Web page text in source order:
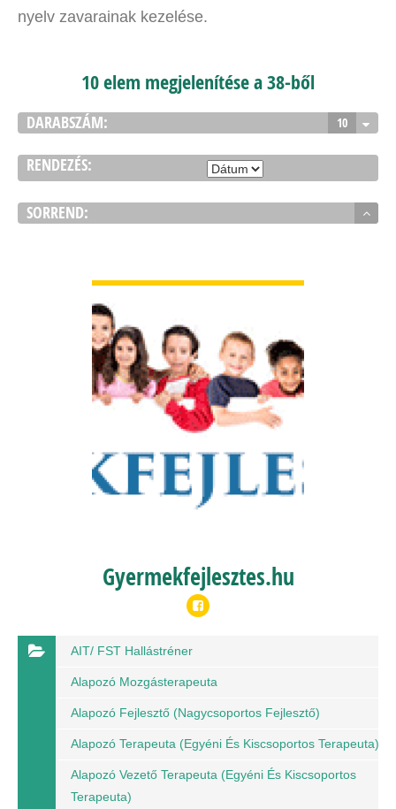
nyelv zavarainak kezelése.
10 elem megjelenítése a 38-ből
DARABSZÁM: 10
RENDEZÉS:
SORREND:
Gyermekfejlesztes.hu
AIT/ FST Hallástréner
Alapozó Mozgásterapeuta
Alapozó Fejlesztő (nagycsoportos Fejlesztő)
Alapozó Terapeuta (egyéni És Kiscsoportos Terapeuta)
Alapozó Vezető Terapeuta (egyéni És Kiscsoportos
Terapeuta)